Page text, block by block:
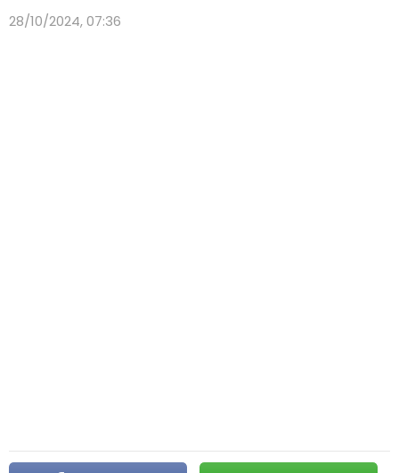
28/10/2024, 07:36